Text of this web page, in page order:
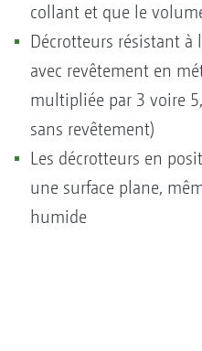
collant et que le
Décrotteurs résistant à
avec revêtement en
multipliée par 3 voire
sans revêtement)
Les décrotteurs en
une surface plane,
humide